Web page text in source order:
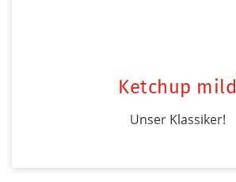
Ketchup mild
Unser Klassiker!